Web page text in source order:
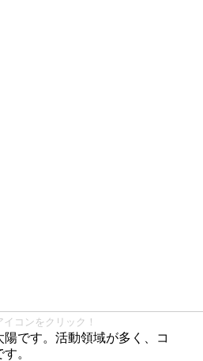
コンをクリック！
です。活動領域が多く、コ
。